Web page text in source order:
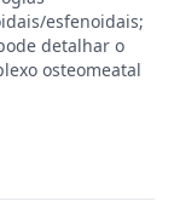
esfenoidais;
detalhar o
osteomeatal